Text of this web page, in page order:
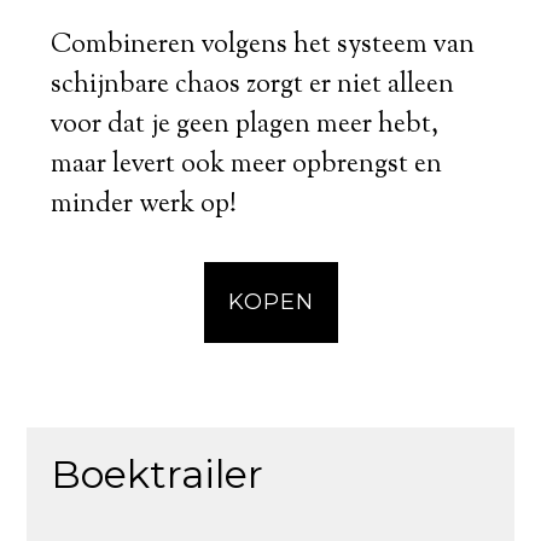
Combineren volgens het systeem van
schijnbare chaos zorgt er niet alleen
voor dat je geen plagen meer hebt,
maar levert ook meer opbrengst en
minder werk op!
KOPEN
Boektrailer